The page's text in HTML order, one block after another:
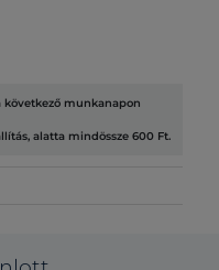
következő munkanapon
alatta mindössze 600 Ft.